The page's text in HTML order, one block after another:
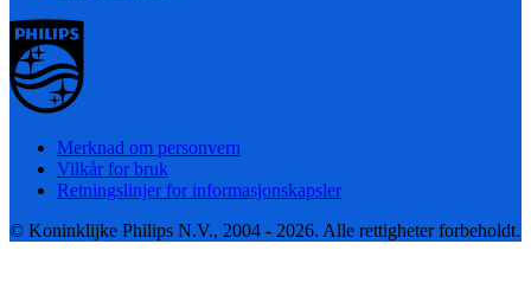
Merknad om personvern
Vilkår for bruk
Retningslinjer for informasjonskapsler
© Koninklijke Philips N.V., 2004 - 2026. Alle rettigheter forbeholdt.